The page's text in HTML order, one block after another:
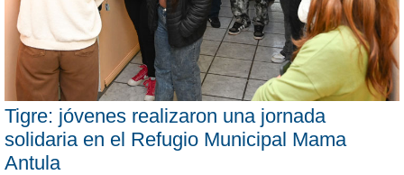
Tigre: jóvenes realizaron una jornada
solidaria en el Refugio Municipal Mama
Antula